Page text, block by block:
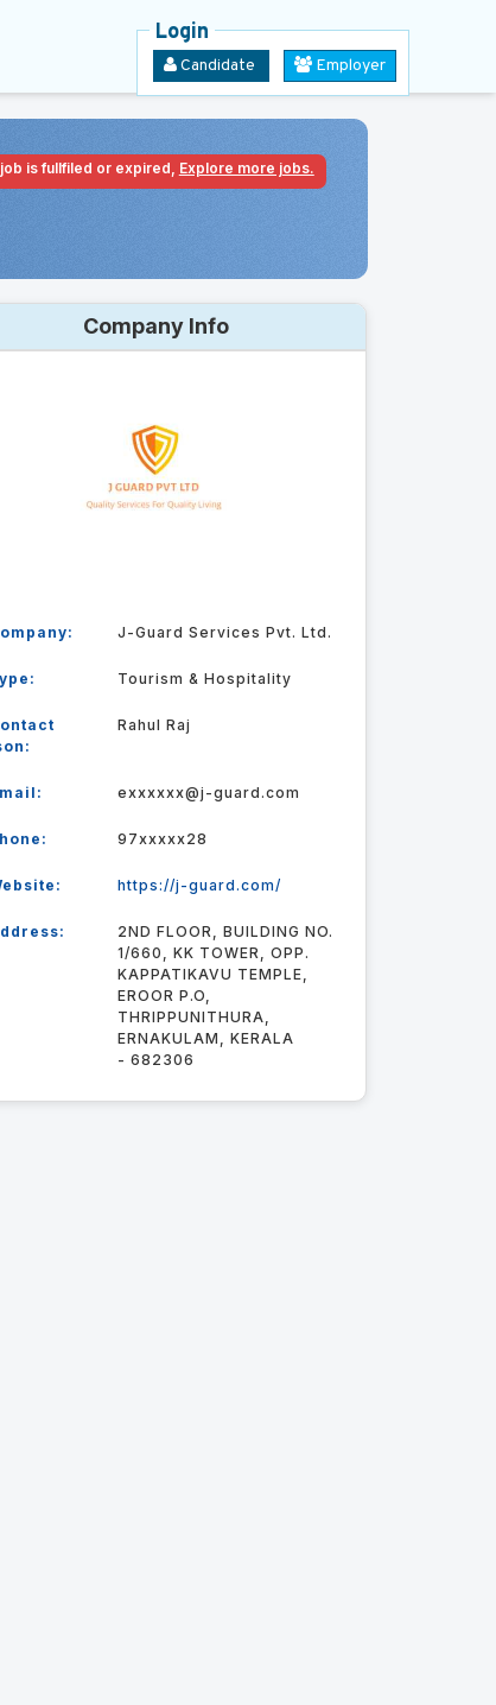
Login
Candidate Employer
is fullfiled or expired, Explore more jobs.
Company Info
J-Guard Services Pvt. Ltd.
Tourism & Hospitality
Rahul Raj
exxxxxx@j-guard.com
97xxxxx28
https://j-guard.com/
2ND FLOOR, BUILDING NO.
1/660, KK TOWER, OPP.
KAPPATIKAVU TEMPLE,
EROOR P.O,
THRIPPUNITHURA,
ERNAKULAM, KERALA
- 682306